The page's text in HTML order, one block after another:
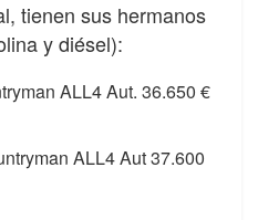
tienen sus hermanos
y diésel):
ALL4 Aut. 36.650 €
ALL4 Aut 37.600